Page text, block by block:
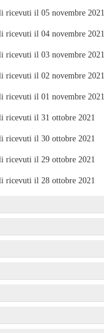
ricevuti il 05 novembre 2021
ricevuti il 04 novembre 2021
ricevuti il 03 novembre 2021
ricevuti il 02 novembre 2021
ricevuti il 01 novembre 2021
ricevuti il 31 ottobre 2021
ricevuti il 30 ottobre 2021
ricevuti il 29 ottobre 2021
ricevuti il 28 ottobre 2021